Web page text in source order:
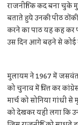
राजनीतिक कद बना चुके
बताते हुये उनकी पीठ
करने का पाठ यह कह कर
उस दिन आगे बढ़ने से कोई
मुलायम ने 1967 में
को चुनाव में चित्त कर
मार्च को सोनिया
को देखकर यही लगा कि